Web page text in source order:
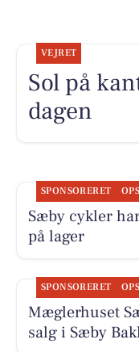
VEJRET
Sol på
dagen
SPONSORERET
Sæby cykler
på lager
SPONSORERET
Mæglerhuset
salg i Sæby